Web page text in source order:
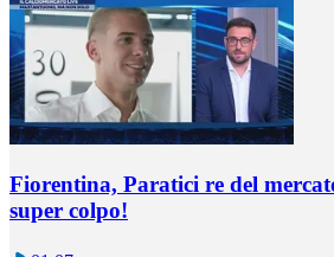
Fiorentina, Paratici re del
super colpo!